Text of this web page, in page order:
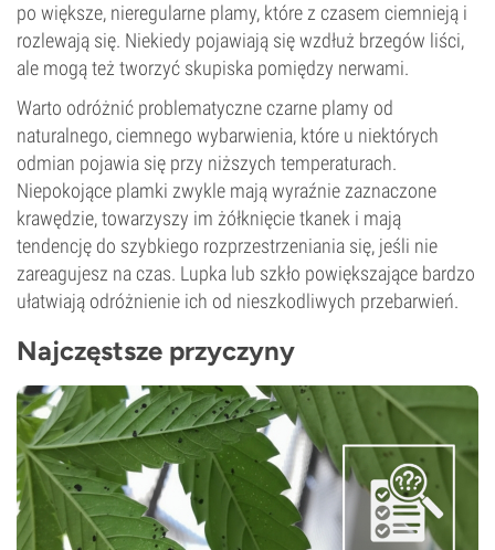
po większe, nieregularne plamy, które z czasem ciemnieją i
rozlewają się. Niekiedy pojawiają się wzdłuż brzegów liści,
ale mogą też tworzyć skupiska pomiędzy nerwami.
Warto odróżnić problematyczne czarne plamy od
naturalnego, ciemnego wybarwienia, które u niektórych
odmian pojawia się przy niższych temperaturach.
Niepokojące plamki zwykle mają wyraźnie zaznaczone
krawędzie, towarzyszy im żółknięcie tkanek i mają
tendencję do szybkiego rozprzestrzeniania się, jeśli nie
zareagujesz na czas. Lupka lub szkło powiększające bardzo
ułatwiają odróżnienie ich od nieszkodliwych przebarwień.
Najczęstsze przyczyny